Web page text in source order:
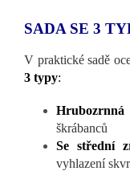
SADA SE 3
V praktické sadě
3 typy:
Hrubozrnná
škrábanců
Se střední
vyhlazení